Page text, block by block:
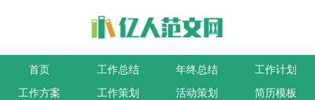
首页 工作总结 年终总结 工作计划
工作方案 工作策划 活动策划 简历模板